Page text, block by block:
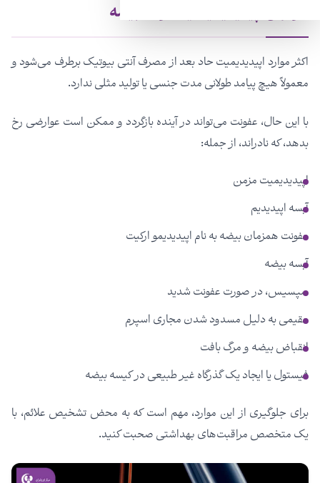
عوارض اپیدیدیمیت یا عفونت بیضه
اکثر موارد اپیدیدیمیت حاد بعد از مصرف آنتی بیوتیک برطرف می‌شود و
معمولاً هیچ پیامد طولانی مدت جنسی یا تولید مثلی ندارد.
با این حال، عفونت می‌تواند در آینده بازگردد و ممکن است عوارضی رخ
بدهد، که نادراند، از جمله:
اپیدیدیمیت مزمن
آبسه اپیدیدیم
عفونت همزمان بیضه به نام اپیدیدیمو ارکیت
آبسه بیضه
سپسیس، در صورت عفونت شدید
عقیمی به دلیل مسدود شدن مجاری اسپرم
انقباض بیضه و مرگ بافت
فیستول یا ایجاد یک گذرگاه غیر طبیعی در کیسه بیضه
برای جلوگیری از این موارد، مهم است که به محض تشخیص علائم، با
یک متخصص مراقبت‌های بهداشتی صحبت کنید.